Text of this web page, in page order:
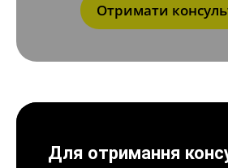
Отримати
Для отримання